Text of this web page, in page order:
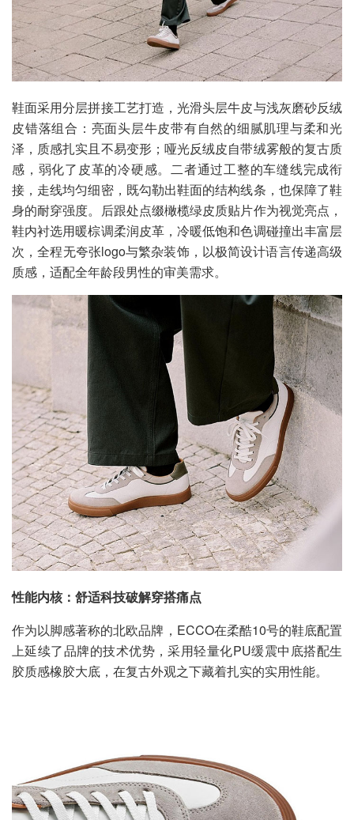
鞋面采用分层拼接工艺打造，光滑头层牛皮与浅灰磨砂反绒
皮错落组合：亮面头层牛皮带有自然的细腻肌理与柔和光
泽，质感扎实且不易变形；哑光反绒皮自带绒雾般的复古质
感，弱化了皮革的冷硬感。二者通过工整的车缝线完成衔
接，走线均匀细密，既勾勒出鞋面的结构线条，也保障了鞋
身的耐穿强度。后跟处点缀橄榄绿皮质贴片作为视觉亮点，
鞋内衬选用暖棕调柔润皮革，冷暖低饱和色调碰撞出丰富层
次，全程无夸张logo与繁杂装饰，以极简设计语言传递高级
质感，适配全年龄段男性的审美需求。
性能内核：舒适科技破解穿搭痛点
作为以脚感著称的北欧品牌，ECCO在柔酷10号的鞋底配置
上延续了品牌的技术优势，采用轻量化PU缓震中底搭配生
胶质感橡胶大底，在复古外观之下藏着扎实的实用性能。